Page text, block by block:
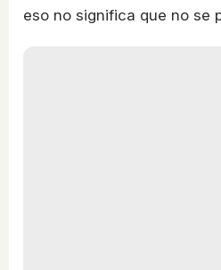
eso no significa que no se